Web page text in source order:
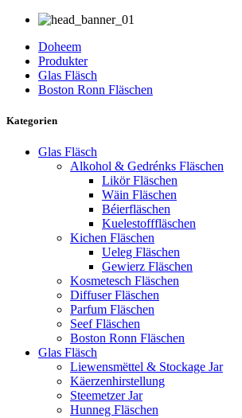
Doheem
Produkter
Glas Fläsch
Boston Ronn Fläschen
Kategorien
Glas Fläsch
Alkohol & Gedrénks Fläschen
Likör Fläschen
Wäin Fläschen
Béierfläschen
Kuelestofffläschen
Kichen Fläschen
Ueleg Fläschen
Gewierz Fläschen
Kosmetesch Fläschen
Diffuser Fläschen
Parfum Fläschen
Seef Fläschen
Boston Ronn Fläschen
Glas Fläsch
Liewensmëttel & Stockage Jar
Käerzenhirstellung
Steemetzer Jar
Hunneg Fläschen